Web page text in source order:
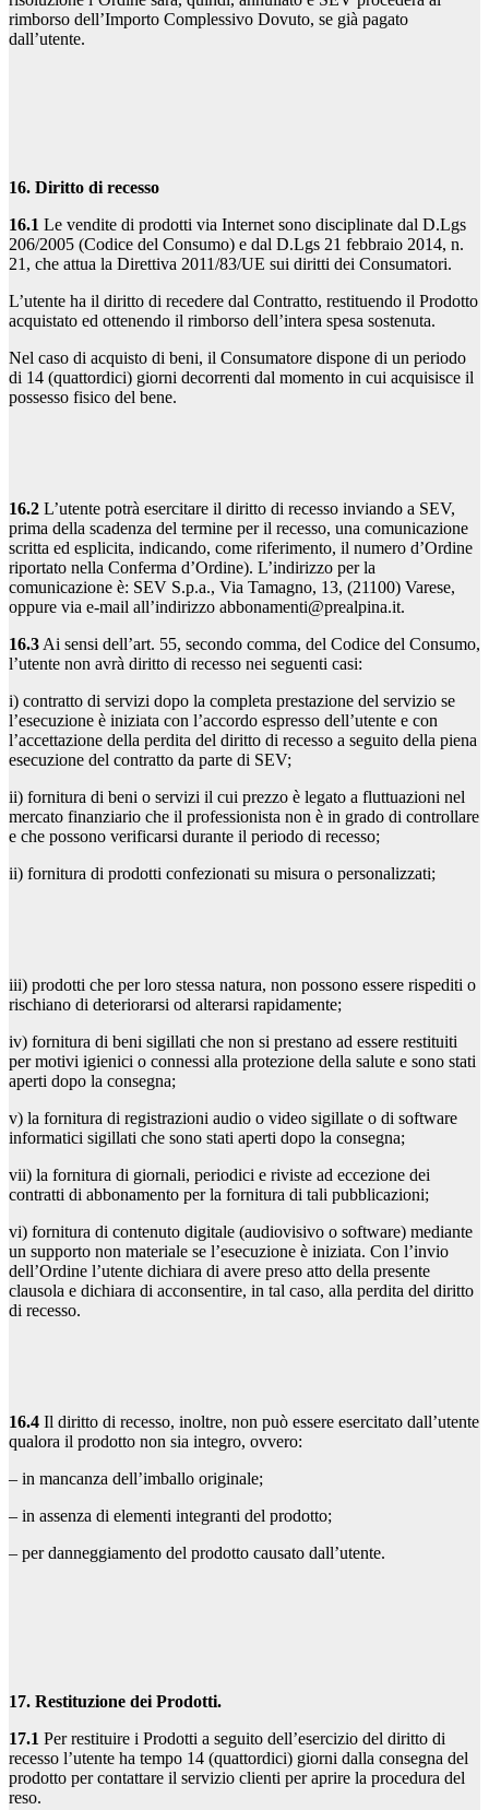
rimborso dell’Importo Complessivo Dovuto, se già pagato
dall’utente.
16. Diritto di recesso
16.1 Le vendite di prodotti via Internet sono disciplinate dal D.Lgs
206/2005 (Codice del Consumo) e dal D.Lgs 21 febbraio 2014, n.
21, che attua la Direttiva 2011/83/UE sui diritti dei Consumatori.
L’utente ha il diritto di recedere dal Contratto, restituendo il Prodotto
acquistato ed ottenendo il rimborso dell’intera spesa sostenuta.
Nel caso di acquisto di beni, il Consumatore dispone di un periodo
di 14 (quattordici) giorni decorrenti dal momento in cui acquisisce il
possesso fisico del bene.
16.2 L’utente potrà esercitare il diritto di recesso inviando a SEV,
prima della scadenza del termine per il recesso, una comunicazione
scritta ed esplicita, indicando, come riferimento, il numero d’Ordine
riportato nella Conferma d’Ordine). L’indirizzo per la
comunicazione è: SEV S.p.a., Via Tamagno, 13, (21100) Varese,
oppure via e-mail all’indirizzo abbonamenti@prealpina.it.
16.3Ai sensi dell’art. 55, secondo comma, del Codice del Consumo,
l’utente non avrà diritto di recesso nei seguenti casi:
i) contratto di servizi dopo la completa prestazione del servizio se
l’esecuzione è iniziata con l’accordo espresso dell’utente e con
l’accettazione della perdita del diritto di recesso a seguito della piena
esecuzione del contratto da parte di SEV;
ii) fornitura di beni o servizi il cui prezzo è legato a fluttuazioni nel
mercato finanziario che il professionista non è in grado di controllare
e che possono verificarsi durante il periodo di recesso;
ii) fornitura di prodotti confezionati su misura o personalizzati;
iii) prodotti che per loro stessa natura, non possono essere rispediti o
rischiano di deteriorarsi od alterarsi rapidamente;
iv) fornitura di beni sigillati che non si prestano ad essere restituiti
per motivi igienici o connessi alla protezione della salute e sono stati
aperti dopo la consegna;
v) la fornitura di registrazioni audio o video sigillate o di software
informatici sigillati che sono stati aperti dopo la consegna;
vii) la fornitura di giornali, periodici e riviste ad eccezione dei
contratti di abbonamento per la fornitura di tali pubblicazioni;
vi) fornitura di contenuto digitale (audiovisivo o software) mediante
un supporto non materiale se l’esecuzione è iniziata. Con l’invio
dell’Ordine l’utente dichiara di avere preso atto della presente
clausola e dichiara di acconsentire, in tal caso, alla perdita del diritto
di recesso.
16.4 Il diritto di recesso, inoltre, non può essere esercitato dall’utente
qualora il prodotto non sia integro, ovvero:
– in mancanza dell’imballo originale;
– in assenza di elementi integranti del prodotto;
– per danneggiamento del prodotto causato dall’utente.
17. Restituzione dei Prodotti.
17.1 Per restituire i Prodotti a seguito dell’esercizio del diritto di
recesso l’utente ha tempo 14 (quattordici) giorni dalla consegna del
prodotto per contattare il servizio clienti per aprire la procedura del
reso.